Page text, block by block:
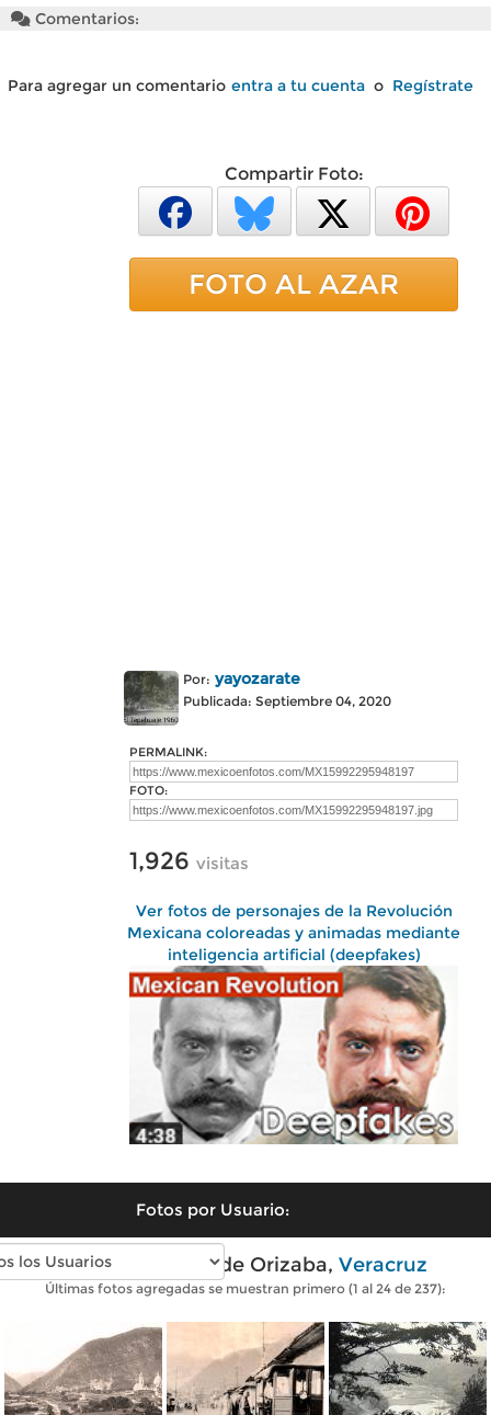
Comentarios:
Para agregar un comentario entra a tu cuenta o Regístrate
Compartir Foto:
FOTO AL AZAR
Por: yayozarate
Publicada: Septiembre 04, 2020
PERMALINK:
FOTO:
1,926 visitas
Ver fotos de personajes de la Revolución
Mexicana coloreadas y animadas mediante
inteligencia artificial (deepfakes)
Fotos por Usuario:
Fotos antiguas de Orizaba, Veracruz
Últimas fotos agregadas se muestran primero (1 al 24 de 237):